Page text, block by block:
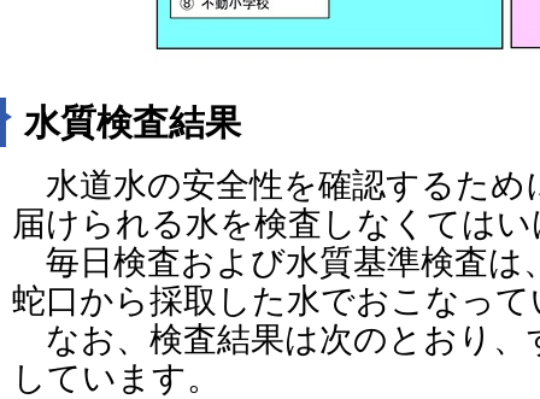
水質検査結果
水道水の安全性を確認するため
届けられる水を検査しなくては
毎日検査および水質基準検査は
蛇口から採取した水でおこなっ
なお、検査結果は次のとおり、
しています。